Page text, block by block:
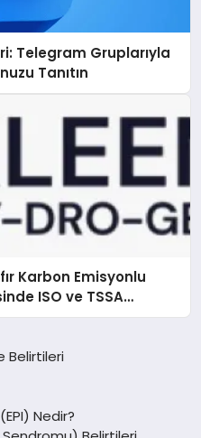
Telegram Gruplarıyla
Tanıtın
Karbon Emisyonlu
ISO ve TSSA
Belirtileri
Nedir?